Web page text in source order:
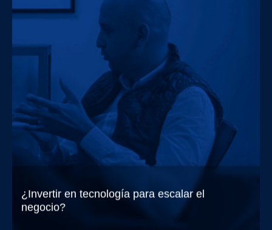
¿Invertir en tecnología para escalar el
negocio?